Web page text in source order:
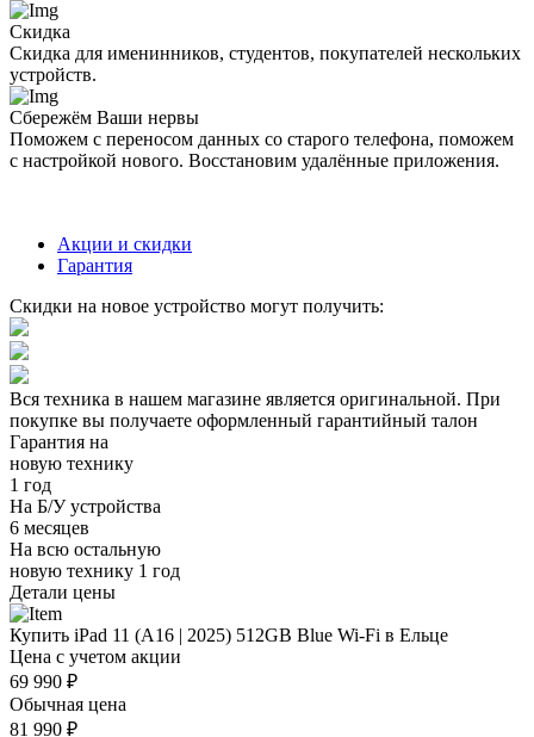
Скидка
Скидка для именинников, студентов, покупателей нескольких
устройств.
Сбережём Ваши нервы
Поможем с переносом данных со старого телефона, поможем
с настройкой нового. Восстановим удалённые приложения.
Акции и скидки
Гарантия
Скидки на новое устройство могут получить:
Вся техника в нашем магазине является оригинальной. При
покупке вы получаете оформленный гарантийный талон
Гарантия на
новую технику
1 год
На Б/У устройства
6 месяцев
На всю остальную
новую технику 1 год
Детали цены
Купить iPad 11 (A16 | 2025) 512GB Blue Wi-Fi в Ельце
Цена с учетом акции
69 990 ₽
Обычная цена
81 990 ₽